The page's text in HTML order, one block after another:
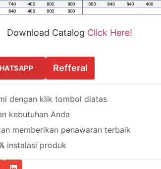
Download Catalog Click Here!
Refferal
dengan klik tombol diatas
kebutuhan Anda
memberikan penawaran terbaik
instalasi produk